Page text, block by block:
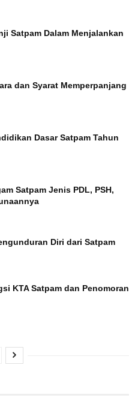
Satpam Dalam Menjalankan
dan Syarat Memperpanjang
Dasar Satpam Tahun
Satpam Jenis PDL, PSH,
Diri dari Satpam
KTA Satpam dan Penomoran